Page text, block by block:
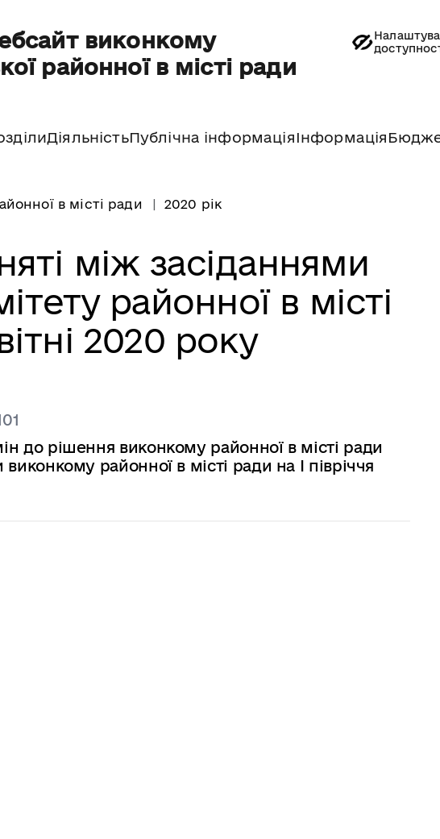
виконкому
районної в місті ради
ДіяльністьПублічна інформація Інформація
в місті ради 2020 рік
між засіданнями
районної в місті
2020 року
до рішення виконкому районної в місті ради
районної в місті ради на I півріччя